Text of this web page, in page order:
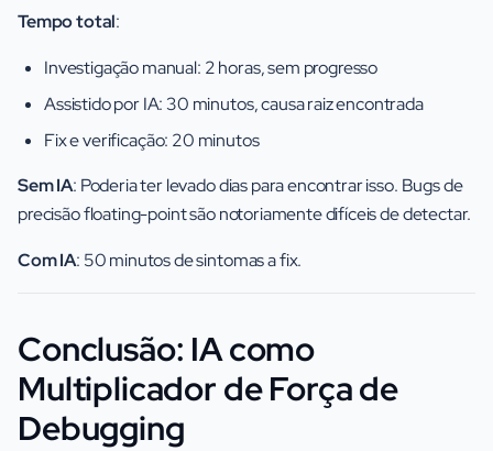
Tempo total:
Investigação manual: 2 horas, sem progresso
Assistido por IA: 30 minutos, causa raiz encontrada
Fix e verificação: 20 minutos
Sem IA: Poderia ter levado dias para encontrar isso. Bugs de
precisão floating-point são notoriamente difíceis de detectar.
Com IA: 50 minutos de sintomas a fix.
Conclusão: IA como
Multiplicador de Força de
Debugging